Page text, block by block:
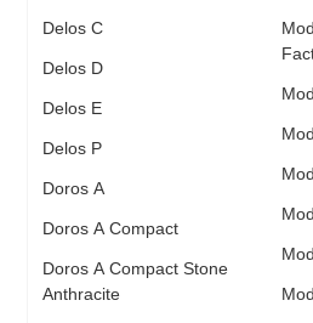
Delos C
Delos D
Delos E
Delos P
Doros A
Doros A Compact
Doros A Compact Stone
Anthracite